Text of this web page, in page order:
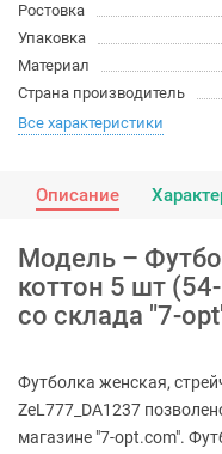
Ростовка
Упаковка
Материал
Страна производитель
Все характеристики
Описание
Модель –
коттон 5 шт
со склада "7-
Футболка женская,
ZeL777_DA1237
магазине "7-opt.com".